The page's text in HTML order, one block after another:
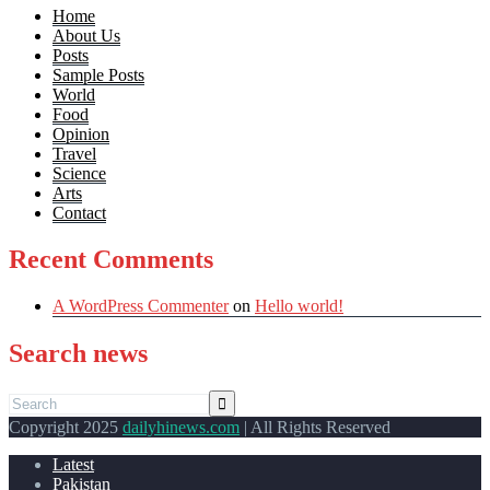
Home
About Us
Posts
Sample Posts
World
Food
Opinion
Travel
Science
Arts
Contact
Recent Comments
A WordPress Commenteron Hello world!
Search news
Copyright 2025 dailyhinews.com | All Rights Reserved
Latest
Pakistan